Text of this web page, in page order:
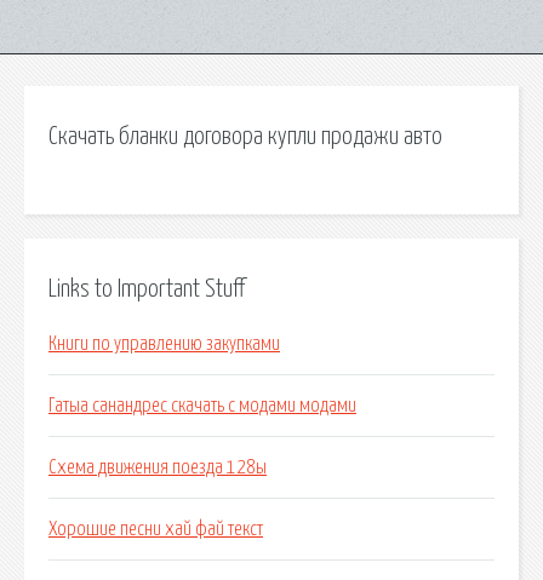
Скачать бланки договора купли продажи авто
Links to Important Stuff
Книги по управлению закупками
Гатыа санандрес скачать с модами модами
Схема движения поезда 128ы
Хорошие песни хай фай текст